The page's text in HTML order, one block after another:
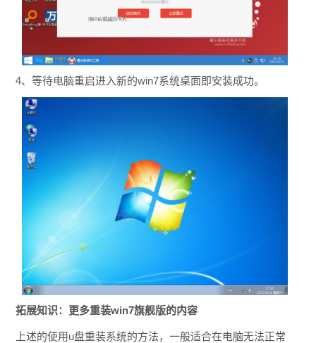
4、等待电脑重启进入新的win7系统桌面即安装成功。
拓展知识：更多重装win7旗舰版的内容
上述的使用u盘重装系统的方法，一般适合在电脑无法正常